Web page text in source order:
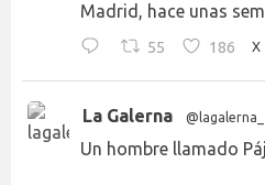
Madrid, hace unas
55 186 X
La Galerna @lagalerna_
Un hombre llamado